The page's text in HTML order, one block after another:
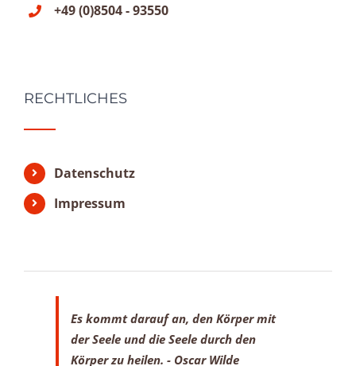
+49 (0)8504 - 93550
RECHTLICHES
Datenschutz
Impressum
Es kommt darauf an, den Körper mit
der Seele und die Seele durch den
Körper zu heilen. - Oscar Wilde